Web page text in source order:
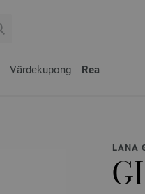
Värdekupong Rea
LANA